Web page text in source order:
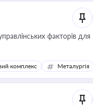
факторів для
комплекс Металургія